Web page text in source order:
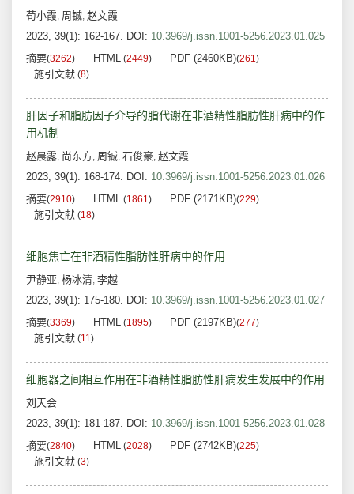
荀小霞, 周铖, 赵文霞
2023, 39(1): 162-167. DOI: 10.3969/j.issn.1001-5256.2023.01.025
摘要(3262) HTML (2449) PDF (2460KB)(261)
施引文献 (8)
肝因子和脂肪因子介导的脂代谢在非酒精性脂肪性肝病中的作
用机制
赵晨露, 尚东方, 周铖, 石俊豪, 赵文霞
2023, 39(1): 168-174. DOI: 10.3969/j.issn.1001-5256.2023.01.026
摘要(2910) HTML (1861) PDF (2171KB)(229)
施引文献 (18)
细胞焦亡在非酒精性脂肪性肝病中的作用
尹静亚, 杨冰清, 李越
2023, 39(1): 175-180. DOI: 10.3969/j.issn.1001-5256.2023.01.027
摘要(3369) HTML (1895) PDF (2197KB)(277)
施引文献 (11)
细胞器之间相互作用在非酒精性脂肪性肝病发生发展中的作用
刘天会
2023, 39(1): 181-187. DOI: 10.3969/j.issn.1001-5256.2023.01.028
摘要(2840) HTML (2028) PDF (2742KB)(225)
施引文献 (3)